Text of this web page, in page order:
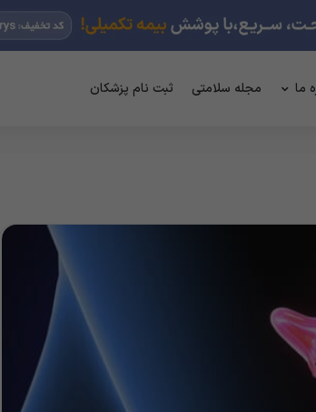
ما مجله سلامتی ثبت نام پزشکان